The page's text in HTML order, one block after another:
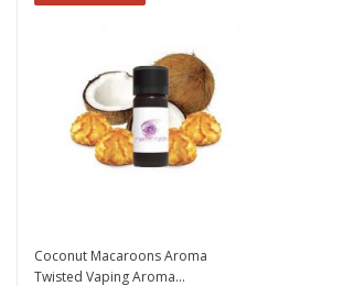
Coconut Macaroons Aroma
Twisted Vaping Aroma...